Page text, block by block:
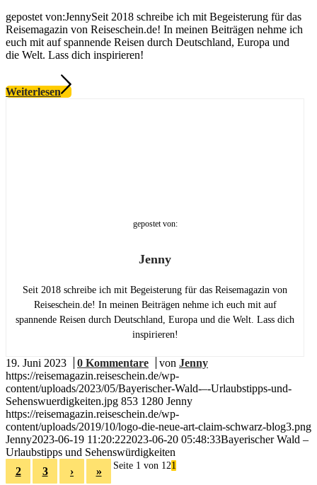
gepostet von:JennySeit 2018 schreibe ich mit Begeisterung für das
Reisemagazin von Reiseschein.de! In meinen Beiträgen nehme ich
euch mit auf spannende Reisen durch Deutschland, Europa und
die Welt. Lass dich inspirieren!
Weiterlesen
gepostet von:
Jenny
Seit 2018 schreibe ich mit Begeisterung für das Reisemagazin von
Reiseschein.de! In meinen Beiträgen nehme ich euch mit auf
spannende Reisen durch Deutschland, Europa und die Welt. Lass dich
inspirieren!
19. Juni 2023 0 Kommentare von Jenny
https://reisemagazin.reiseschein.de/wp-
content/uploads/2023/05/Bayerischer-Wald-–-Urlaubstipps-und-
Sehenswuerdigkeiten.jpg 853 1280 Jenny
https://reisemagazin.reiseschein.de/wp-
content/uploads/2019/10/logo-die-neue-art-claim-schwarz-blog3.png
Jenny2023-06-19 11:20:222023-06-20 05:48:33Bayerischer Wald –
Urlaubstipps und Sehenswürdigkeiten
Seite 1 von 121
2 3 › »